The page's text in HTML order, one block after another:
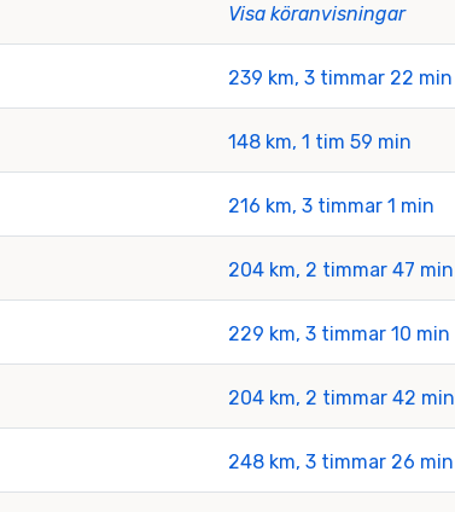
Visa köranvisningar
239 km, 3 timmar 22 min
148 km, 1 tim 59 min
216 km, 3 timmar 1 min
204 km, 2 timmar 47 min
229 km, 3 timmar 10 min
204 km, 2 timmar 42 min
248 km, 3 timmar 26 min